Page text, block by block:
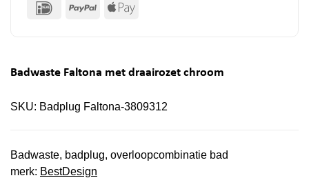
IDeal PayPal Apple
Badwaste Faltona met draairozet chroom
SKU: Badplug Faltona-3809312
Badwaste, badplug, overloopcombinatie bad
merk: BestDesign